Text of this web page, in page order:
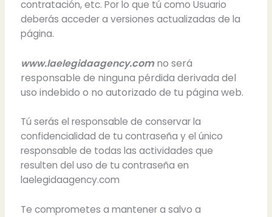
contratación, etc. Por lo que tú como Usuario
deberás acceder a versiones actualizadas de la
página.
www.laelegidaagency.comno será
responsable de ninguna pérdida derivada del
uso indebido o no autorizado de tu página web.
Tú serás el responsable de conservar la
confidencialidad de tu contraseña y el único
responsable de todas las actividades que
resulten del uso de tu contraseña en
laelegidaagency.com
Te comprometes a mantener a salvo a